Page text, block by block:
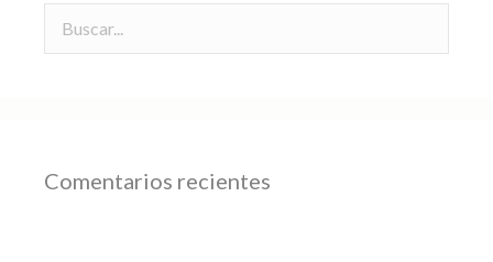
Comentarios recientes